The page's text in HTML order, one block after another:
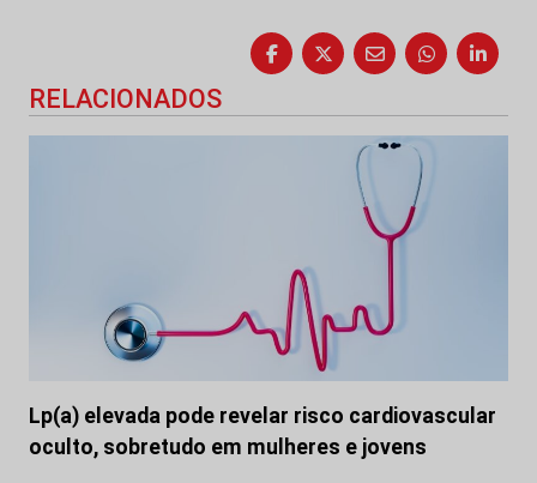
RELACIONADOS
Lp(a) elevada pode revelar risco cardiovascular
oculto, sobretudo em mulheres e jovens